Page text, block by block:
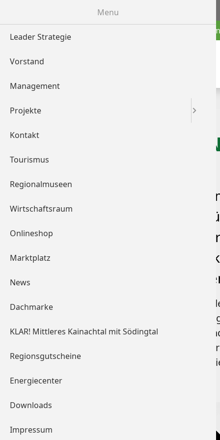
DIE
Die Lipizzanerheimat-
Partner verloren. Als
Lipizzanerheimat" war
Lipizzanerheimat
unterstützt. Du wirst
Immer aufgeschlossen für neue
vorbildlich gemeistert. Geht
mit seinem Humor und seiner
LAG Lipizzanerheimat sprechen
aufrichtiges Beileid aus. Ruhe in
Foto: S. Mense
Menu
Leader Strategie
Vorstand
Management
Projekte
Kontakt
Tourismus
Regionalmuseen
Wirtschaftsraum
Onlineshop
Marktplatz
News
Dachmarke
KLAR! Mittleres Kainachtal mit Södingtal
Regionsgutscheine
Energiecenter
Downloads
Impressum